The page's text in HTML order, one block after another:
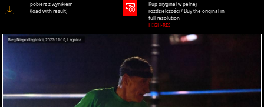
pobierz z wynikiem
(load with result)
Kup oryginał w pełnej
rozdzielczości / Buy the original in
full resolution
HIGH-RES